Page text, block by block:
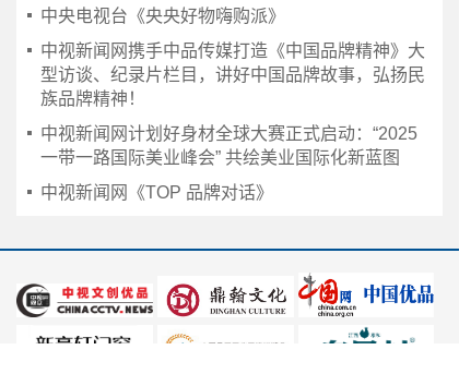
中央电视台《央央好物嗨购派》
中视新闻网携手中品传媒打造《中国品牌精神》大
型访谈、纪录片栏目，讲好中国品牌故事，弘扬民
族品牌精神！
中视新闻网计划好身材全球大赛正式启动：“2025
一带一路国际美业峰会” 共绘美业国际化新蓝图
中视新闻网《TOP 品牌对话》